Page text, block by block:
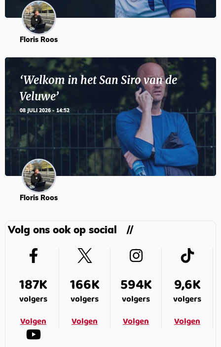
Floris Roos
‘Welkom in het San Siro van de
Veluwe’
08 JULI 2026 - 14:52
Floris Roos
Volg ons ook op social
187K
volgers
Volgen
166K
volgers
Volgen
594K
volgers
Volgen
9,6K
volgers
Volgen